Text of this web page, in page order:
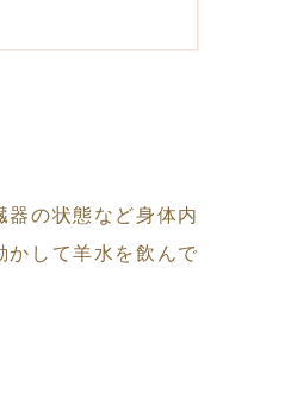
の状態など身体内
かして羊水を飲んで